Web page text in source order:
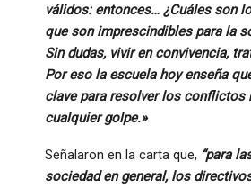
válidos: entonces… ¿Cuáles son
que son imprescindibles para la
Sin dudas, vivir en convivencia,
Por eso la escuela hoy enseña
clave para resolver los conflictos
cualquier golpe.»
Señalaron en la carta que, “para
sociedad en general, los